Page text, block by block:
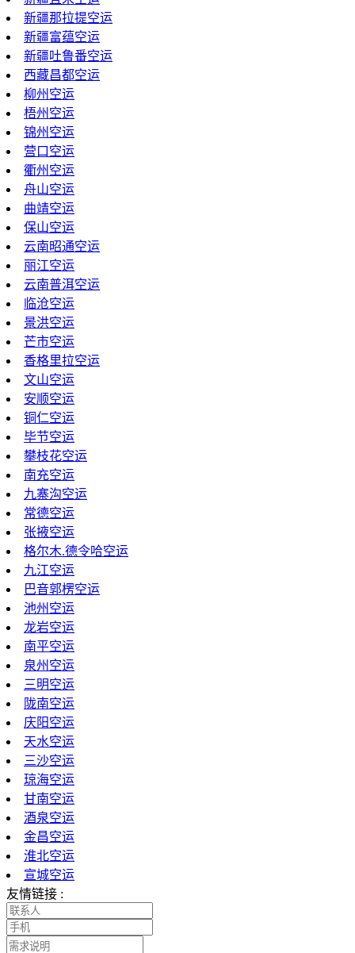
新疆那拉提空运
新疆富蕴空运
新疆吐鲁番空运
西藏昌都空运
柳州空运
梧州空运
锦州空运
营口空运
衢州空运
舟山空运
曲靖空运
保山空运
云南昭通空运
丽江空运
云南普洱空运
临沧空运
景洪空运
芒市空运
香格里拉空运
文山空运
安顺空运
铜仁空运
毕节空运
攀枝花空运
南充空运
九寨沟空运
常德空运
张掖空运
格尔木.德令哈空运
九江空运
巴音郭楞空运
池州空运
龙岩空运
南平空运
泉州空运
三明空运
陇南空运
庆阳空运
天水空运
三沙空运
琼海空运
甘南空运
酒泉空运
金昌空运
淮北空运
宣城空运
友情链接 :